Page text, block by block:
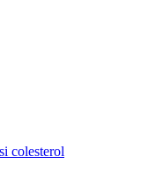
colesterol